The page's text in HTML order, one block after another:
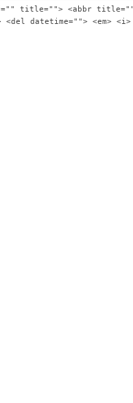
title=""> <abbr
<del datetime=""> <em>